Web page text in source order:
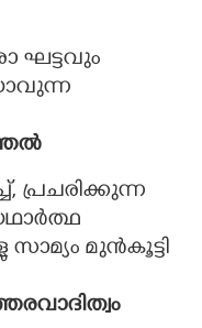
ഘട്ടവും
പ്രചരിക്കുന്ന
സാമ്യം മുൻകൂട്ടി